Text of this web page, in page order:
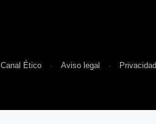
Canal Ético Aviso legal Privacidad